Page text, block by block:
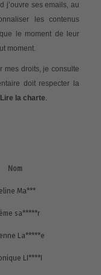
j’ouvre ses emails, au
les contenus
le moment de leur
moment.
mes droits, je consulte
doit respecter la
Lire la charte.
Nom
Ma***
sa*****r
La*****e
LI****I